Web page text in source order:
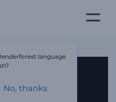
language
No, thanks